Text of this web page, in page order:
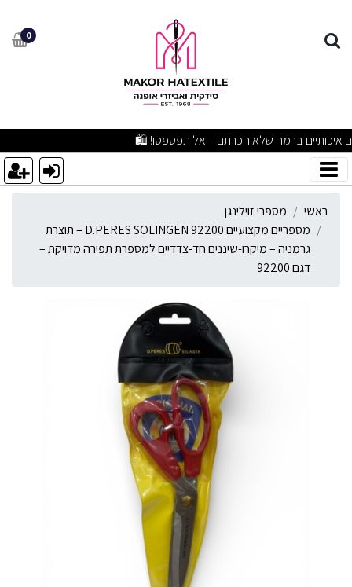
מספריים מקצועיים D.PERES SOLINGEN 92200 – תוצרת גרמניה – מיקרו-שיננים חד-צדדיים למספרת תפירה מדויקת – דגם 92200 0
מבצעים מפתיעים ומוצרים איכותיים ברמה שלא הכרתם – אל תפספסו! 🛍️
ראשי
מספרי זוילינגן
מספריים מקצועיים D.PERES SOLINGEN 92200 – תוצרת
גרמניה – מיקרו-שיננים חד-צדדיים למספרת תפירה מדויקת –
דגם 92200